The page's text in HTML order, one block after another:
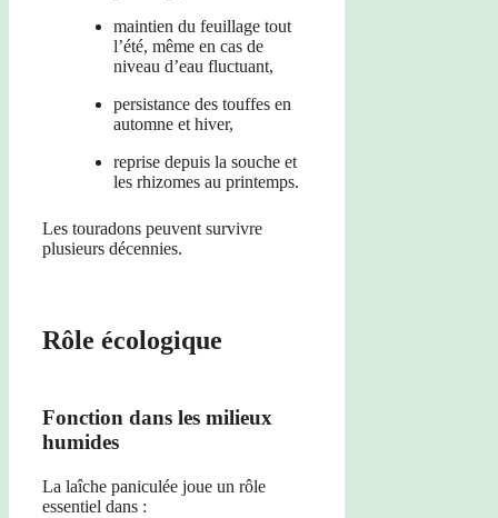
maintien du feuillage tout
l’été, même en cas de
niveau d’eau fluctuant,
persistance des touffes en
automne et hiver,
reprise depuis la souche et
les rhizomes au printemps.
Les touradons peuvent survivre
plusieurs décennies.
Rôle écologique
Fonction dans les milieux
humides
La laîche paniculée joue un rôle
essentiel dans :